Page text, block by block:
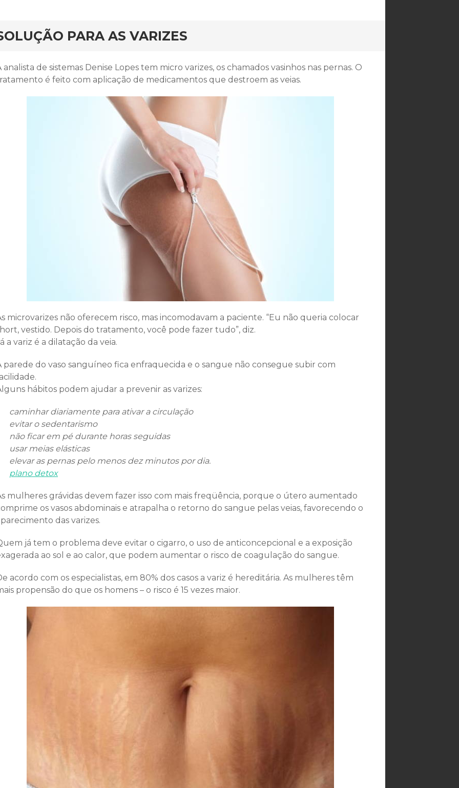
PARA AS VARIZES
analista de sistemas Denise Lopes tem micro varizes, os chamados vasinhos nas pernas. O
é feito com aplicação de medicamentos que destroem as veias.
microvarizes não oferecem risco, mas incomodavam a paciente. “Eu não queria colocar
vestido. Depois do tratamento, você pode fazer tudo”, diz.
a variz é a dilatação da veia.
parede do vaso sanguíneo fica enfraquecida e o sangue não consegue subir com
hábitos podem ajudar a prevenir as varizes:
caminhar diariamente para ativar a circulação
evitar o sedentarismo
não ficar em pé durante horas seguidas
usar meias elásticas
elevar as pernas pelo menos dez minutos por dia.
plano detox
mulheres grávidas devem fazer isso com mais freqüência, porque o útero aumentado
os vasos abdominais e atrapalha o retorno do sangue pelas veias, favorecendo o
das varizes.
já tem o problema deve evitar o cigarro, o uso de anticoncepcional e a exposição
ao sol e ao calor, que podem aumentar o risco de coagulação do sangue.
acordo com os especialistas, em 80% dos casos a variz é hereditária. As mulheres têm
propensão do que os homens – o risco é 15 vezes maior.